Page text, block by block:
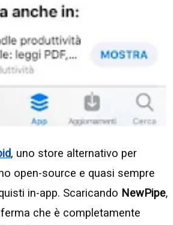
, uno store alternativo per
open-source e quasi sempre
in-app. Scaricando NewPipe,
che è completamente